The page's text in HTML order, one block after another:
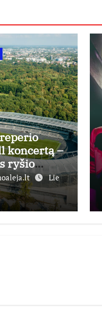
koncertą –
ryšio
ir Girėno
Lie